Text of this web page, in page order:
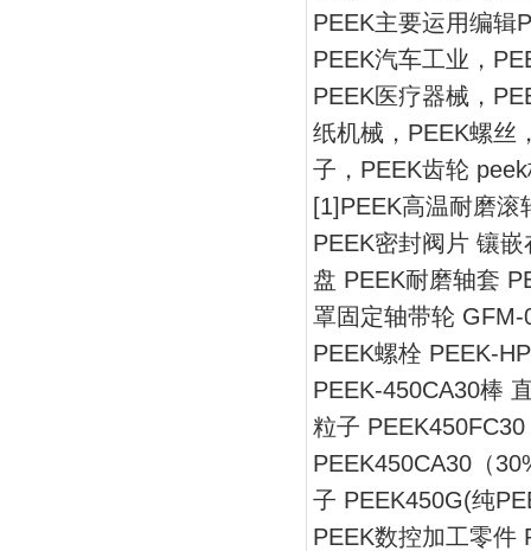
PEEK主要运用编辑
PEEK汽车工业，
PEEK医疗器械，
纸机械，PEEK螺丝
子，PEEK齿轮
[1]PEEK高温耐磨
PEEK密封阀片 镶
盘 PEEK耐磨轴套
罩固定轴带轮
PEEK螺栓 PEEK-
PEEK-450CA30棒
粒子
PEEK450CA30（
子 PEEK450G(纯
PEEK数控加工零件